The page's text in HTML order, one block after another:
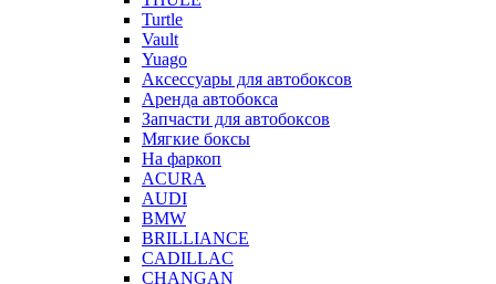
Turtle
Vault
Yuago
Аксессуары для автобоксов
Аренда автобокса
Запчасти для автобоксов
Мягкие боксы
На фаркоп
ACURA
AUDI
BMW
BRILLIANCE
CADILLAC
CHANGAN